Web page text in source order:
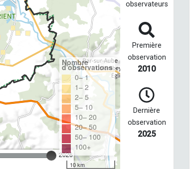
2026
Nombre
d'observations
0– 1
1– 2
2– 5
5– 10
10– 20
20– 50
50– 100
100+
10 km
observateurs
Première
observation
2010
Dernière
observation
2025